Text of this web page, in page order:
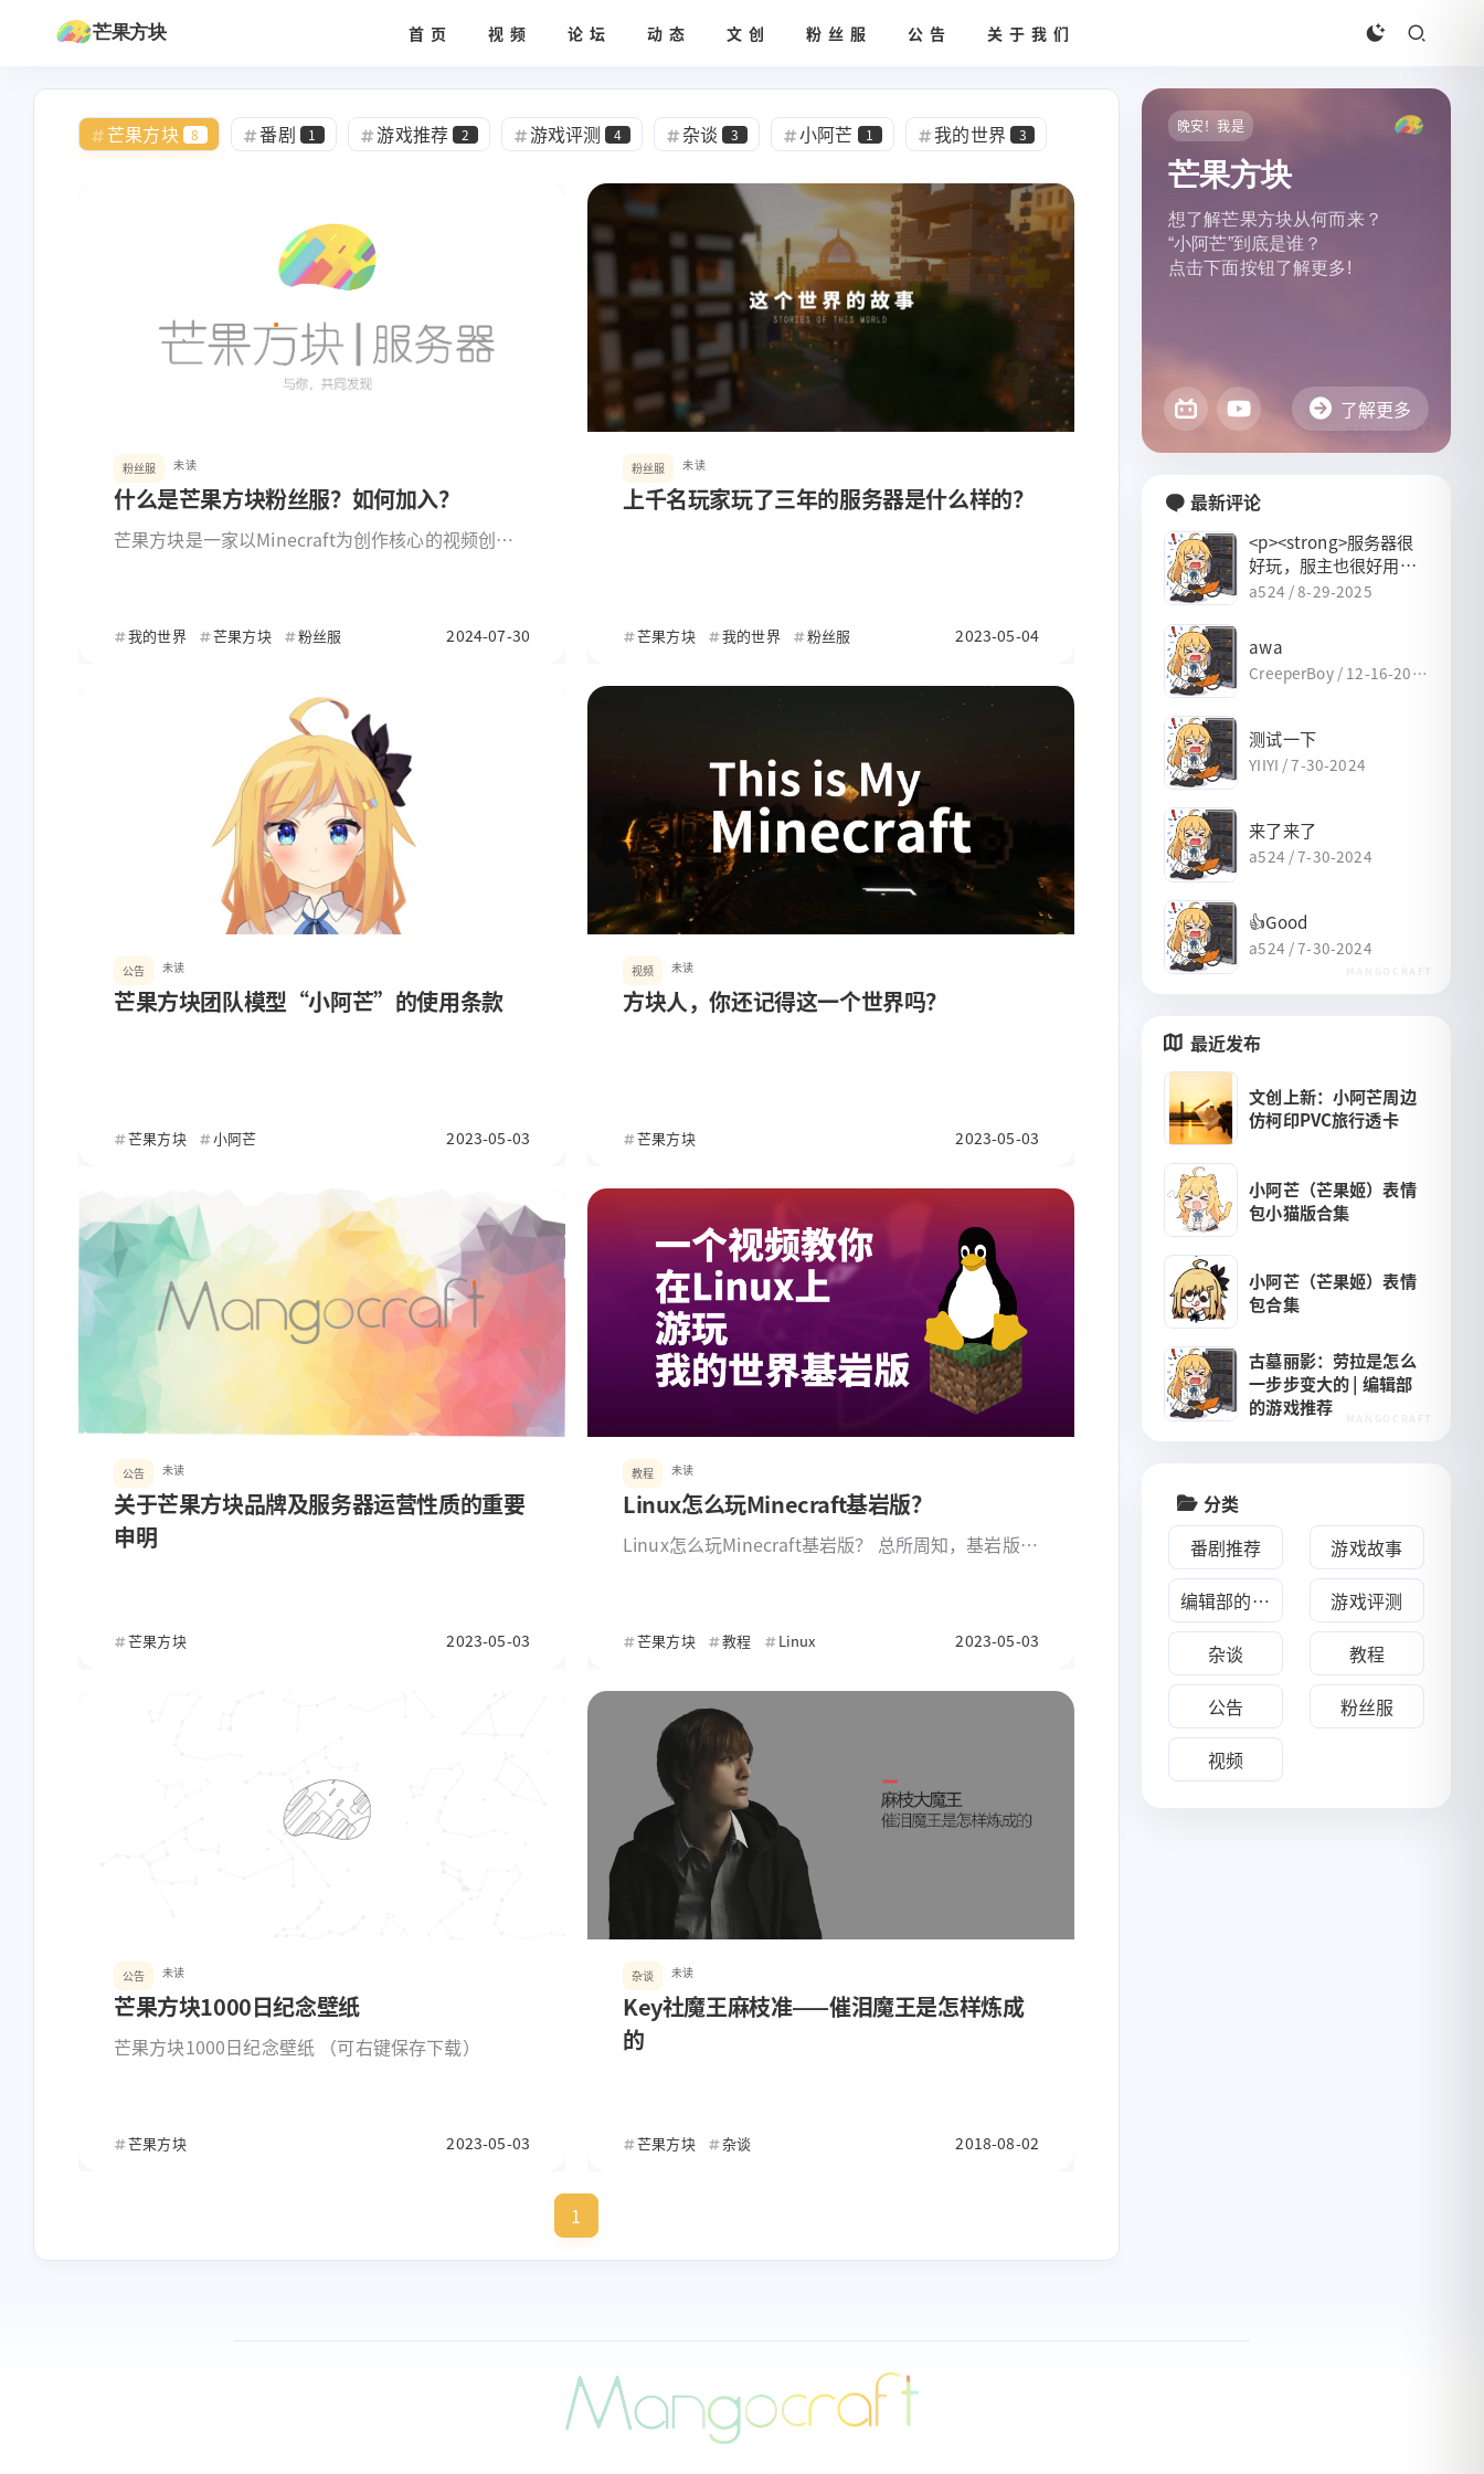
stonewu
玩，服主也很好用（），好
评👍</strong></p>
8-29-2025 12-16-2024
stonewu stonewu
stonewu
👍Good
stonewu
标签
游戏推荐 杂谈3 我的世界 番剧1 1 2
游戏评测
十一月 2025 九月 2025 二月 2025
1篇
七月 2024
1
八月 2018
七月 2018 七月 2017
1
芒果方块 首页 视频 论坛 动态 文创 粉丝服 公告 关于我们
番剧 1 游戏推荐 2 游戏评测 4 杂谈 3 小阿芒 1 我的世界 3
芒果方块 8
粉丝服 未读
什么是芒果方块粉丝服？如何加入？
芒果方块是一家以Minecraft为创作核心的视频创作
芒果方块从2020年2月起运营的一项纯公益项目（不
的时间，在这三年的时间里收获了无数的好评与认
可。 芒果方块期待每一位高素质玩家的到来，与我们
共同续写这个世界的故事！
我的世界 芒果方块 粉丝服 2024-07-30
粉丝服 未读
上千名玩家玩了三年的服务器是什么样的？
芒果方块 我的世界 粉丝服 2023-05-04
公告 未读
芒果方块团队模型“小阿芒”的使用条款
芒果方块 小阿芒 2023-05-03
视频 未读
方块人，你还记得这一个世界吗？
芒果方块 2023-05-03
公告 未读
关于芒果方块品牌及服务器运营性质的重要
申明
芒果方块 2023-05-03
教程 未读
Linux怎么玩Minecraft基岩版？
Linux怎么玩Minecraft基岩版？ 总所周知，基岩版只
芒果方块 教程 Linux 2023-05-03
公告 未读
芒果方块1000日纪念壁纸
芒果方块1000日纪念壁纸 （可右键保存下载）
芒果方块 2023-05-03
杂谈 未读
Key社魔王麻枝准——催泪魔王是怎样炼成
的
芒果方块 杂谈 2018-08-02
1
晚安！我是
芒果方块
想了解芒果方块从何而来？
“小阿芒”到底是谁？
点击下面按钮了解更多!
了解更多
最新评论
<p><strong>服务器很
好玩，服主也很好用
（），好评👍</strong>
a524 /8-29-2025
awa
CreeperBoy / 12-16-202
测试一下
YIIYI /7-30-2024
来了来了
a524 /7-30-2024
👍Good
a524 /7-30-2024
最近发布
文创上新：小阿芒周边
仿柯印PVC旅行透卡
小阿芒（芒果姬）表情
包小猫版合集
小阿芒（芒果姬）表情
包合集
古墓丽影：劳拉是怎么
一步步变大的 | 编辑部
的游戏推荐
分类
番剧推荐
游戏故事
编辑部的游戏推荐
游戏评测
杂谈
教程
公告
粉丝服
视频